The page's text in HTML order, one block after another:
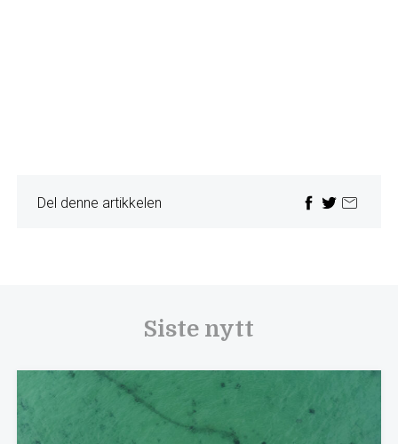
Del denne artikkelen
Siste nytt